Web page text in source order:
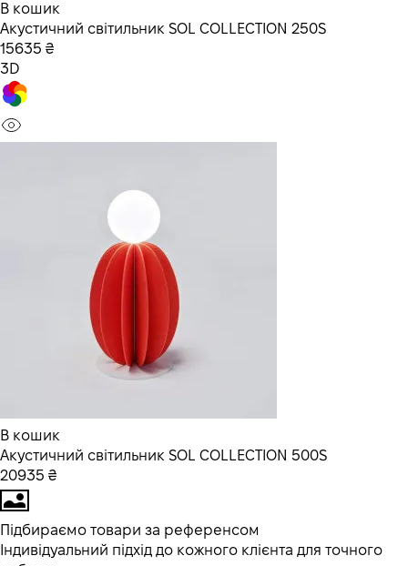
В кошик
Акустичний світильник SOL COLLECTION 250S
15635 ₴
3D
В кошик
Акустичний світильник SOL COLLECTION 500S
20935 ₴
Підбираємо товари за референсом
Індивідуальний підхід до кожного клієнта для точного